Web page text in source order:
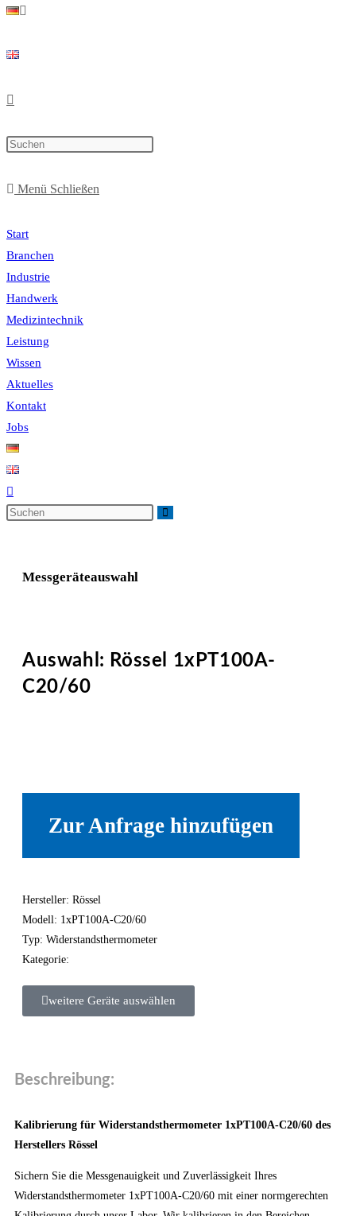
Menü Schließen
Start
Branchen
Industrie
Handwerk
Medizintechnik
Leistung
Wissen
Aktuelles
Kontakt
Jobs
Messgeräteauswahl
Auswahl: Rössel 1xPT100A-
C20/60
Zur Anfrage hinzufügen
Hersteller: Rössel
Modell: 1xPT100A-C20/60
Typ: Widerstandsthermometer
Kategorie:
weitere Geräte auswählen
Beschreibung:
Kalibrierung für Widerstandsthermometer 1xPT100A-C20/60 des
Herstellers Rössel
Sichern Sie die Messgenauigkeit und Zuverlässigkeit Ihres
Widerstandsthermometer 1xPT100A-C20/60 mit einer normgerechten